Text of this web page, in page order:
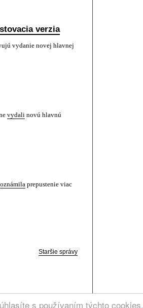
s používaním týchto cookies.
verzia
vydanie novej hlavnej
vydali novú hlavnú
oznámila prepustenie viac
Staršie správy